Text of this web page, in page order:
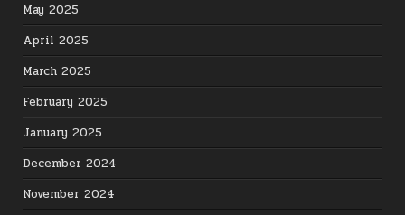
May 2025
April 2025
March 2025
February 2025
January 2025
December 2024
November 2024